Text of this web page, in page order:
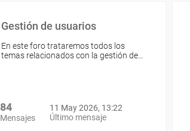
Gestión de usuarios
En este foro trataremos todos los
temas relacionados con la gestión de…
84
Mensajes
11 May 2026, 13:22
Último mensaje